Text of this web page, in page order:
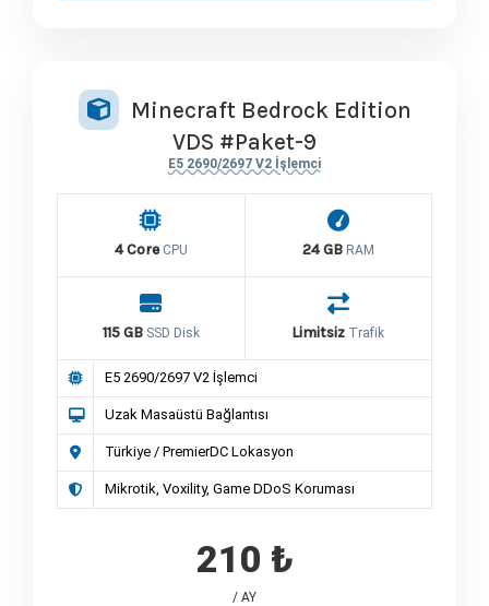
Minecraft Bedrock Edition
VDS #Paket-9
E5 2690/2697 V2 İşlemci
4 Core CPU 24 GB RAM
115 GB SSD Disk Limitsiz Trafik
E5 2690/2697 V2 İşlemci
Uzak Masaüstü Bağlantısı
Türkiye / PremierDC Lokasyon
Mikrotik, Voxility, Game DDoS Koruması
210 ₺
/ AY